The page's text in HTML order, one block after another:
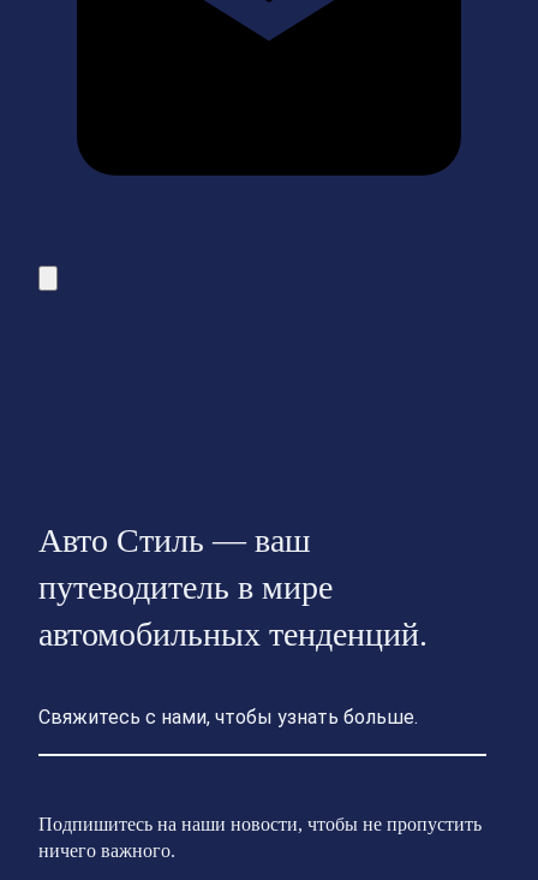
Авто Стиль — ваш
путеводитель в мире
автомобильных тенденций.
Свяжитесь с нами, чтобы узнать больше.
Подпишитесь на наши новости, чтобы не пропустить
ничего важного.